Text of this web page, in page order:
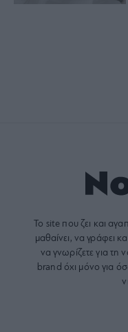
Το site που ζει και
μαθαίνει, να γράφει
να γνωρίζετε για τη
brand όχι μόνο για